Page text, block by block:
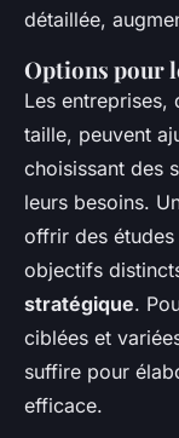
détaillée,
Options pour
Les entreprises,
taille, peuvent
choisissant des
leurs besoins.
offrir des
objectifs
stratégique.
ciblées et
suffire pour
efficace.